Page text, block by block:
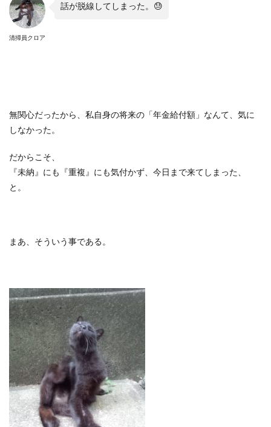
清掃員クロア
話が脱線してしまった。😓
無関心だったから、私自身の将来の「年金給付額」なんて、気に
しなかった。
だからこそ、
『未納』にも『重複』にも気付かず、今日まで来てしまった、
と。
まあ、そういう事である。